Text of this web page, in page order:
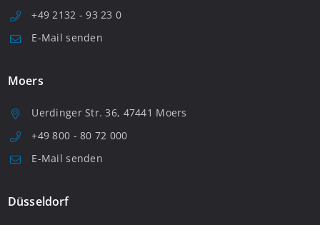
+49 2132 - 93 23 0
E-Mail senden
Moers
Uerdinger Str. 36, 47441 Moers
+49 800 - 80 72 000
E-Mail senden
Düsseldorf